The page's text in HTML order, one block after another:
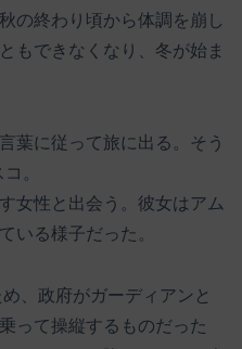
の終わり頃から体調を崩し
もできなくなり、冬が始ま
葉に従って旅に出る。そう
。
女性と出会う。彼女はアム
いる様子だった。
、政府がガーディアンと
って操縦するものだった